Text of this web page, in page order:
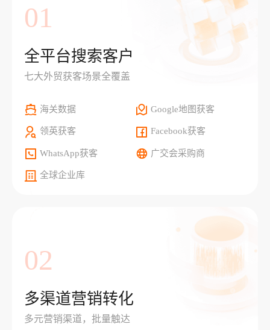
01
全平台搜索客户
七大外贸获客场景全覆盖
海关数据 Google地图获客
领英获客 Facebook获客
WhatsApp获客 广交会采购商
全球企业库
02
多渠道营销转化
多元营销渠道，批量触达